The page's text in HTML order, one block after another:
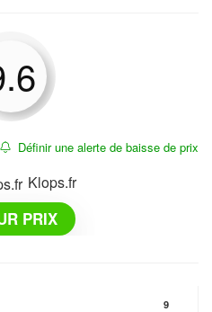
Définir une alerte de baisse de prix
klops.fr
PRIX
9